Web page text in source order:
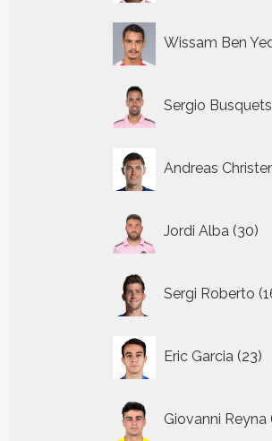
Wissam Ben
Sergio Busquets
Andreas
Jordi Alba 30
Sergi Roberto
Eric Garcia 23
Giovanni Reyna